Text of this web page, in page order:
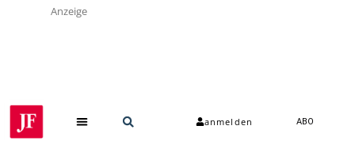
Anzeige
anmelden ABO